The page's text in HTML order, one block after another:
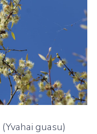
(Yvahai guasu)